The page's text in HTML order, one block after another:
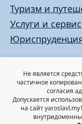
Туризм и
Услуги и сервис
Не является
частичное
согласия
Допускается
на сайт